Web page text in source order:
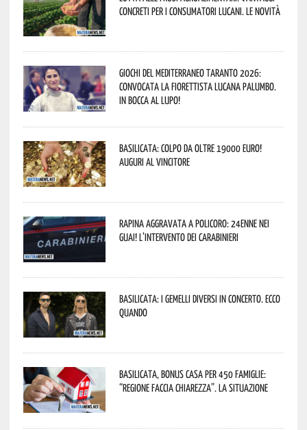
concreti per i consumatori lucani. Le novità
Giochi del Mediterraneo Taranto 2026:
convocata la fiorettista lucana Palumbo.
In bocca al lupo!
Basilicata: colpo da oltre 19000 Euro!
Auguri al vincitore
Rapina aggravata a Policoro: 24enne nei
guai! L’intervento dei Carabinieri
Basilicata: i Gemelli DiVersi in concerto. Ecco
quando
Basilicata, Bonus casa per 450 famiglie:
“Regione faccia chiarezza”. La situazione